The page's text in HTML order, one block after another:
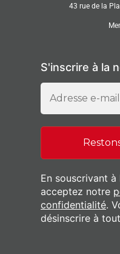
43 rue de la
S'inscrire à la
En souscrivant
acceptez notre
confidentialité.
désinscrire à